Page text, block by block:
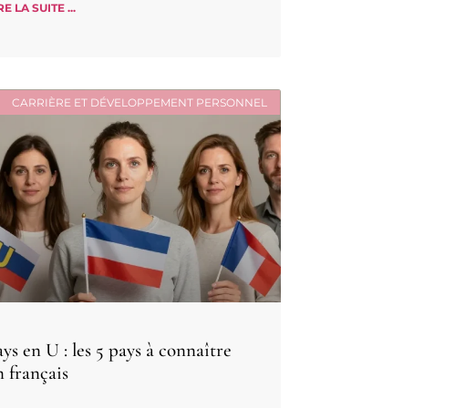
LA SUITE ...
CARRIÈRE ET DÉVELOPPEMENT PERSONNEL
en U : les 5 pays à connaître
français